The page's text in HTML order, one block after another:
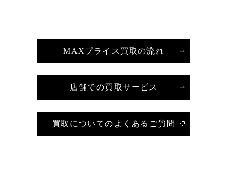
MAXプライス買取の流れ
店舗での買取サービス
買取についてのよくあるご質問